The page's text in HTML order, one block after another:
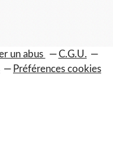
un abus
C.G.U.
Préférences cookies